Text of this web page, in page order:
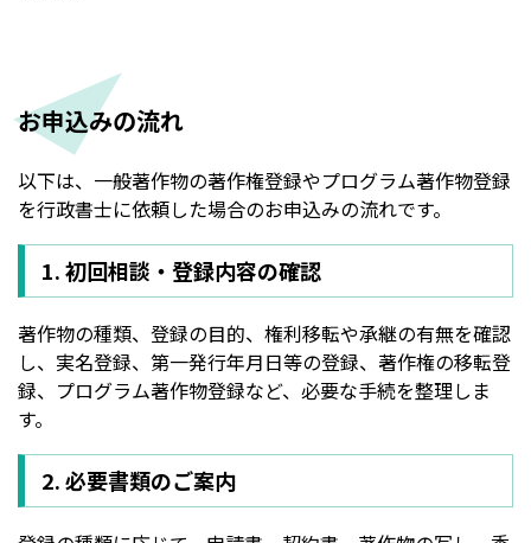
お申込みの流れ
以下は、一般著作物の著作権登録やプログラム著作物登録
を行政書士に依頼した場合のお申込みの流れです。
1. 初回相談・登録内容の確認
著作物の種類、登録の目的、権利移転や承継の有無を確認
し、実名登録、第一発行年月日等の登録、著作権の移転登
録、プログラム著作物登録など、必要な手続を整理しま
す。
2. 必要書類のご案内